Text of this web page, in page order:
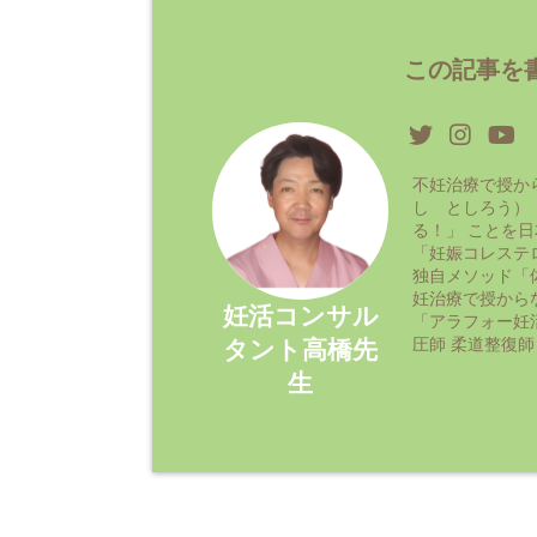
この記事を
妊活コンサル
タント高橋先
生
不妊治療で授
し としろう）
る！」 ことを
「妊娠コレス
独自メソッド「
妊治療で授から
「アラフォー
圧師 柔道整復